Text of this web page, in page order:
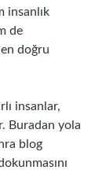
insanlık
de
doğru
insanlar,
Buradan yola
blog